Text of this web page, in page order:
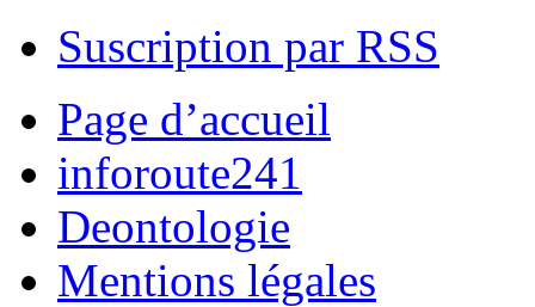
Suscription par RSS
Page d’accueil
inforoute241
Deontologie
Mentions légales